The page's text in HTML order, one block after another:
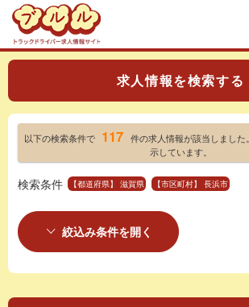
求人情報を検索する
以下の検索条件で 117 件の求人情報が該当しました。
示しています。
検索条件 【都道府県】 滋賀県 【市区町村】 長浜市
絞込み条件を開く